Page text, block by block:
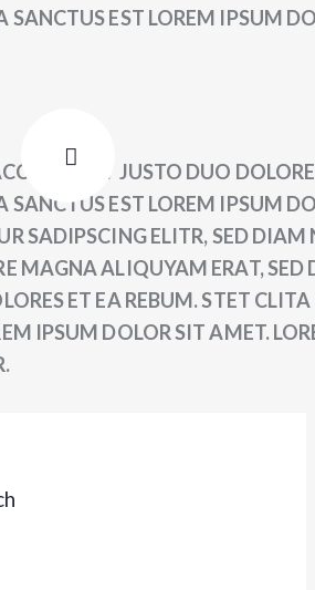
SANCTUS EST LOREM IPSUM
ET JUSTO DUO
EST LOREM IPSUM
SADIPSCING ELITR, SED
MAGNA ALIQUYAM ERAT,
ET EA REBUM. STET
IPSUM DOLOR SIT AMET.